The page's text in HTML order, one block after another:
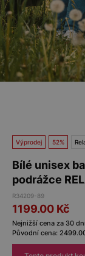
Výprodej 52%
Bílé unisex
podrážce
R34209-89
1199.00 Kč
Nejnižší cena za 30
Původní cena: